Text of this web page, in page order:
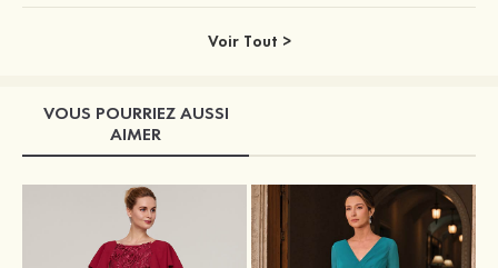
Voir Tout >
VOUS POURRIEZ AUSSI
AIMER